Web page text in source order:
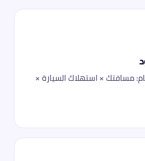
مسافتك × استهلاك السيارة ×